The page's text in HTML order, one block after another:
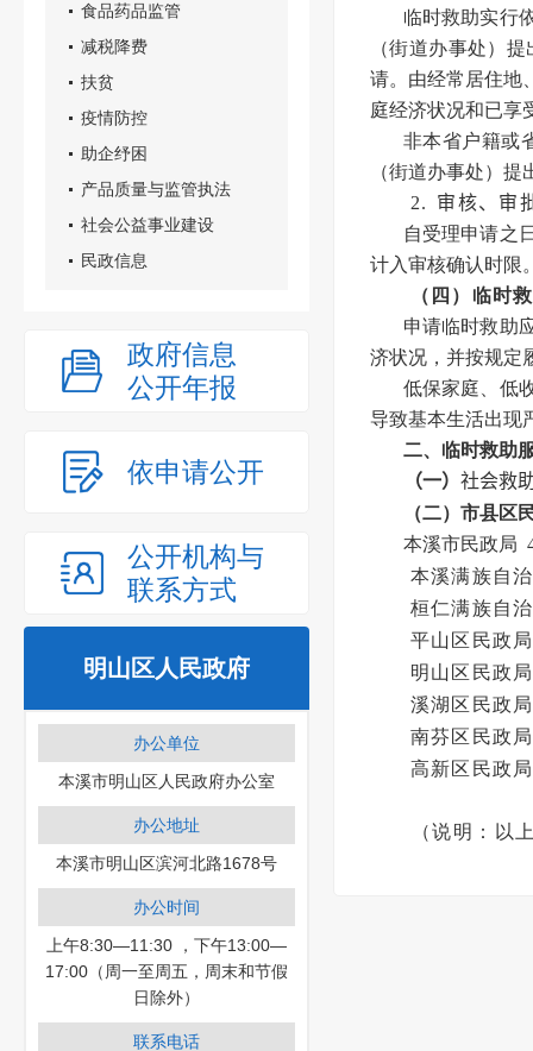
食品药品监管
减税降费
扶贫
疫情防控
助企纾困
产品质量与监管执法
社会公益事业建设
民政信息
政府信息
公开年报
依申请公开
公开机构与
联系方式
明山区人民政府
办公单位
本溪市明山区人民政府办公室
办公地址
本溪市明山区滨河北路1678号
办公时间
上午8:30—11:30 ，下午13:00—
17:00（周一至周五，周末和节假
日除外）
联系电话
临时救助实行
（街道办事处）
请。由经常居住地
庭经济状况和已享
非本省户籍或
（街道办事处）提
2.
审核、审
自受理申请之
计入审核确认时限
（四）临时
申请临时救助
济状况，并按规定
低保家庭、低
导致基本生活出现
二、临时救助
（一） 社会救
（二）市县区
本溪市民政局
本溪满族自
桓仁满族自
平山区民政
明山区民政
溪湖区民政
南芬区民政
高新区民政
（说明：以